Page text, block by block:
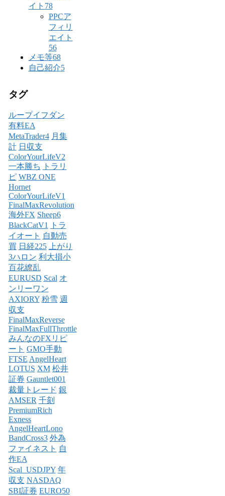
イト 78
PPCア
フィリ
エイト
56
メモ等68
自己紹介5
タグ
ループイフダン
有料EA
MetaTrader4 月集
計 日収支
ColorYourLifeV2
一本勝ち
トラリ
ピ WBZ ONE
Hornet
ColorYourLifeV1
FinalMaxRevolution
海外FX Sheep6
BlackCatV1
トラ
イオート 自動売
買 日経225
上がり
3ハロン 利大損小
百花繚乱
EURUSD Scal オ
ンリーワン
AXIORY 粉雪 週
収支
FinalMaxReverse
FinalMaxFullThrottle
みんなのFXリピ
ート GMO手動
FTSE AngelHeart
LOTUS XM 松井
証券 Gauntlet001
裁量トレード 銀
AMSER 千刻
PremiumRich
Exness
AngelHeartLono
BandCross3 外為
ファイネスト 自
作EA
Scal_USDJPY 年
収支 NASDAQ
SBI証券 EURO50